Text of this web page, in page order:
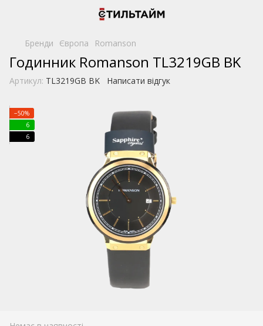
Бренди Європа Romanson
Годинник Romanson TL3219GB BK
Артикул: TL3219GB BK Написати відгук
−50%
6
6